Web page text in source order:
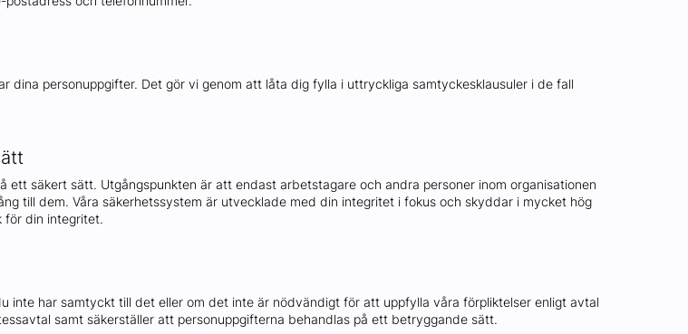
personuppgifter. Det gör vi genom att låta dig fylla i uttryckliga samtyckesklausuler i de fall
säkert sätt. Utgångspunkten är att endast arbetstagare och andra personer inom organisationen
till dem. Våra säkerhetssystem är utvecklade med din integritet i fokus och skyddar i mycket hög
för din integritet.
inte har samtyckt till det eller om det inte är nödvändigt för att uppfylla våra förpliktelser enligt avtal
samt säkerställer att personuppgifterna behandlas på ett betryggande sätt.